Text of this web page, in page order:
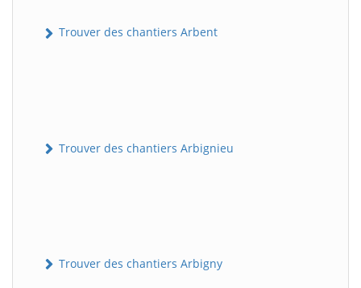
Trouver des chantiers Arbent
Trouver des chantiers Arbignieu
Trouver des chantiers Arbigny